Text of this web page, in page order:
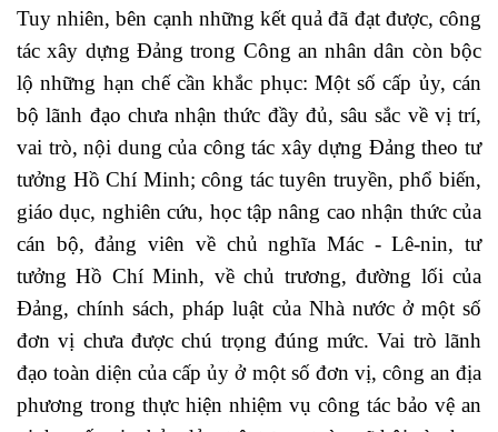
Tuy nhiên, bên cạnh những kết quả đã đạt được, công
tác xây dựng Đảng trong Công an nhân dân còn bộc
lộ những hạn chế cần khắc phục: Một số cấp ủy, cán
bộ lãnh đạo chưa nhận thức đầy đủ, sâu sắc về vị trí,
vai trò, nội dung của công tác xây dựng Đảng theo tư
tưởng Hồ Chí Minh; công tác tuyên truyền, phổ biến,
giáo dục, nghiên cứu, học tập nâng cao nhận thức của
cán bộ, đảng viên về chủ nghĩa Mác - Lê-nin, tư
tưởng Hồ Chí Minh, về chủ trương, đường lối của
Đảng, chính sách, pháp luật của Nhà nước ở một số
đơn vị chưa được chú trọng đúng mức. Vai trò lãnh
đạo toàn diện của cấp ủy ở một số đơn vị, công an địa
phương trong thực hiện nhiệm vụ công tác bảo vệ an